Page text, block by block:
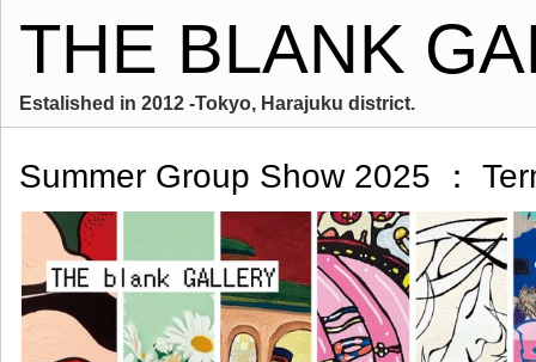
THE BLANK
Estalished in 2012 -Tokyo, Harajuku district.
Summer Group Show 2025 ：